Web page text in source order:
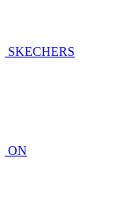
SKECHERS
ON